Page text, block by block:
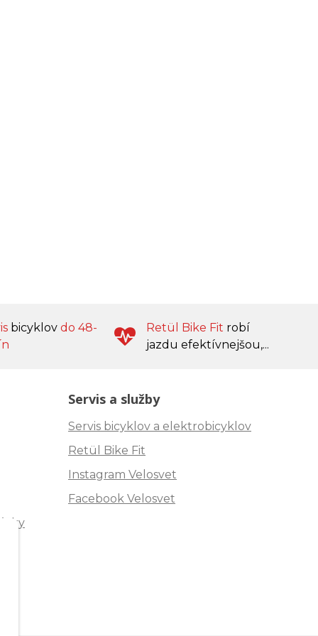
bicyklov do 48-
Retül Bike Fit robí
jazdu efektívnejšou,...
Servis a služby
Servis bicyklov a elektrobicyklov
Retül Bike Fit
Instagram Velosvet
Facebook Velosvet